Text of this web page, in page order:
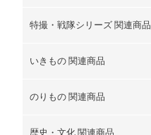
特撮・戦隊シリーズ 関連商品
いきもの 関連商品
のりもの 関連商品
歴史・文化 関連商品